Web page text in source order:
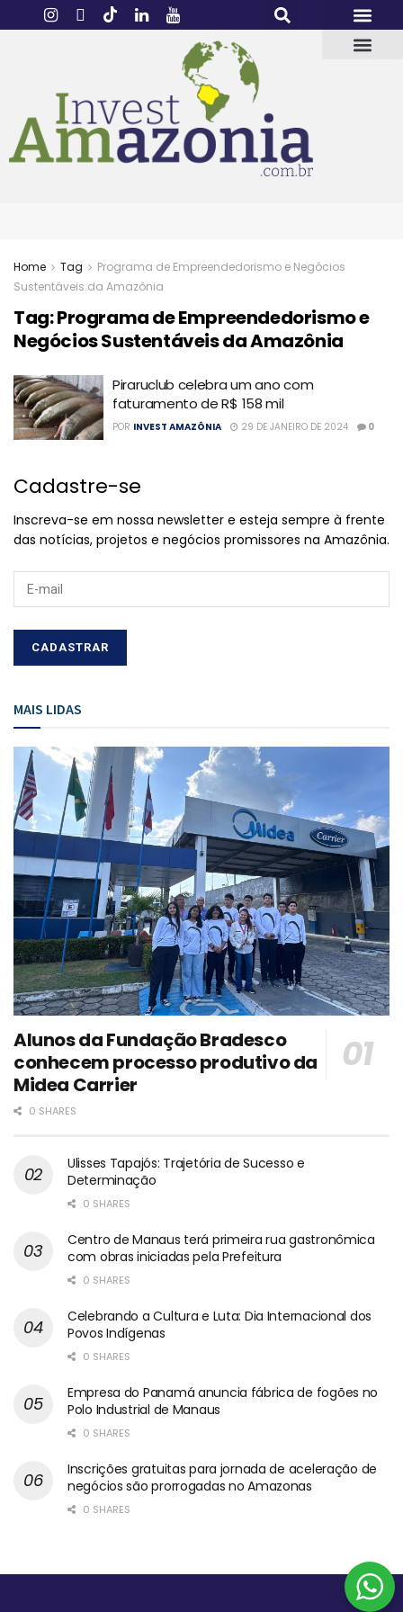
Home Tag
Programa de Empreendedorismo e Negócios
Sustentáveis da Amazônia
Tag:Programa de Empreendedorismo e
Negócios Sustentáveis da Amazônia
Piraruclub celebra um ano com
faturamento de R$ 158 mil
POR INVEST AMAZÔNIA 29 DE JANEIRO DE 2024 0
Cadastre-se
Inscreva-se em nossa newsletter e esteja sempre à frente
das notícias, projetos e negócios promissores na Amazônia.
MAIS LIDAS
Alunos da Fundação Bradesco
conhecem processo produtivo da
Midea Carrier
0 SHARES
Ulisses Tapajós: Trajetória de Sucesso e
Determinação
0 SHARES
Centro de Manaus terá primeira rua gastronômica
com obras iniciadas pela Prefeitura
0 SHARES
Celebrando a Cultura e Luta: Dia Internacional dos
Povos Indígenas
0 SHARES
Empresa do Panamá anuncia fábrica de fogões no
Polo Industrial de Manaus
0 SHARES
Inscrições gratuitas para jornada de aceleração de
negócios são prorrogadas no Amazonas
0 SHARES